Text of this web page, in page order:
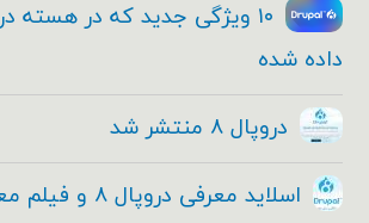
داده شده
دروپال ۸ منتشر شد